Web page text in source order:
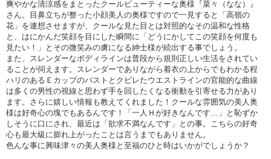
爽やかな清涼感をまとったクールビューティーな奥様『菜々（なな）』
さん。目鼻立ちが整った小顔美人の奥様ですので一見すると「高嶺の
花」を連想させますが、クールな見た目とは対照的なその温和な性格
と、はにかんだ笑顔を目にした瞬間に「どうにかしてこの笑顔を何度も
見たい！」とその微笑みの虜になる紳士様が続出する事でしょう。
また、スレンダーなボディラインは普段から規則正しい生活をされてい
ることが伺えます。スレンダーでありながら着衣の上からでもわかる程
ハリのあるＥカップのバストとクビレたウエストラインの官能的な曲線
は多くの男性の視線と思わず手を回したくなる衝動を引寄せる力があり
ます。さらに嬉しい情報も教えてくれました！クールな雰囲気の美人奥
様は好奇心の塊でもあるんです！「一人Ｈが好きなんです…」と恥ずか
しそうに口にされ、最近は「欲求不満なんです」との事。こちらの好奇
心も最大級に膨れ上がったことは言うまでもありません。
色んな事に興味津々の美人奥様と至福のひと時はいかがでしょうか？